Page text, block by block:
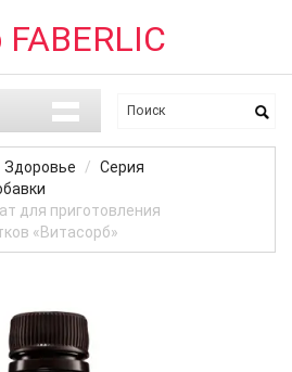
Здоровье
Серия
для приготовления
«Витасорб»